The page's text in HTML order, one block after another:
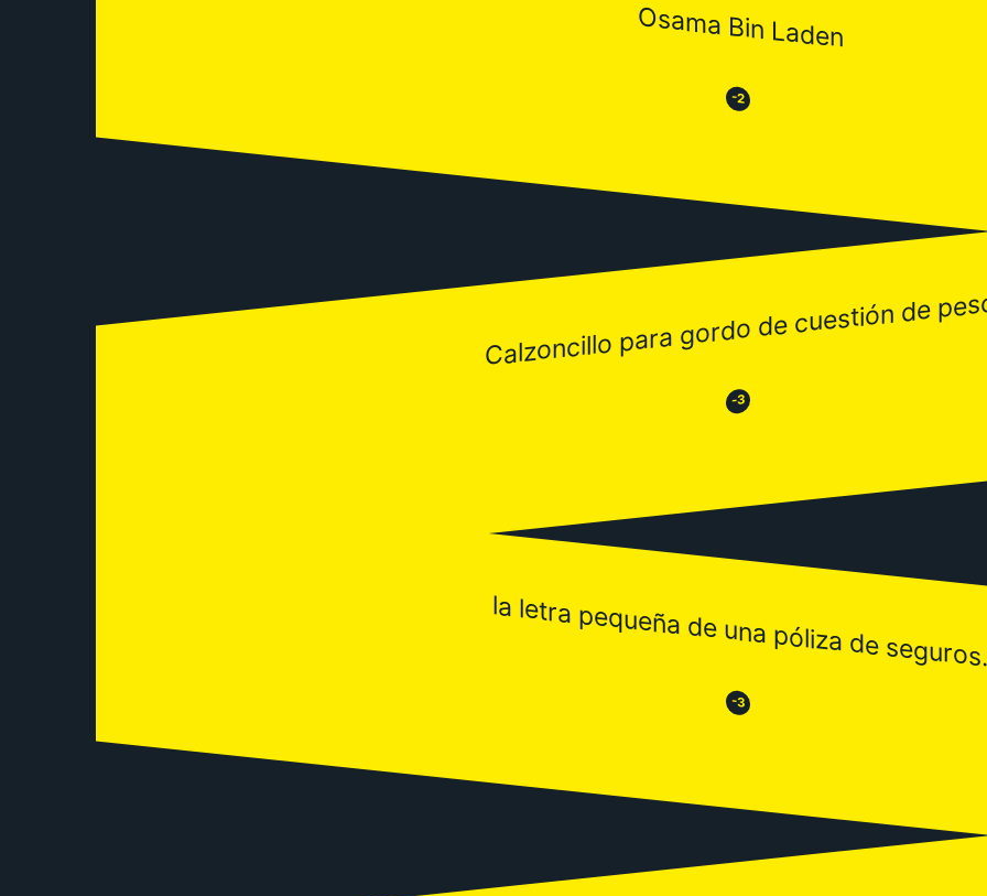
Osama Bin Laden
😒 -2 😂
Calzoncillo para gordo de cuestión de
😒 -3 😂
la letra pequeña de una póliza de seguros.
😒 -3 😂